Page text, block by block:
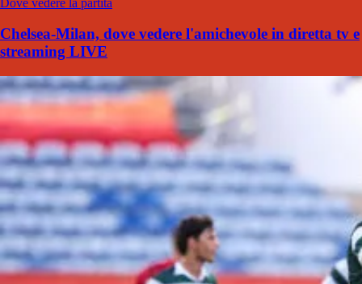
Chelsea-Milan, dove vedere l'amichevole in diretta tv e
streaming LIVE